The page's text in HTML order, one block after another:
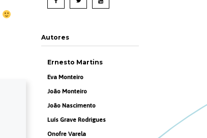
Autores
Ernesto Martins
Eva Monteiro
João Monteiro
João Nascimento
Luís Grave Rodrigues
Onofre Varela